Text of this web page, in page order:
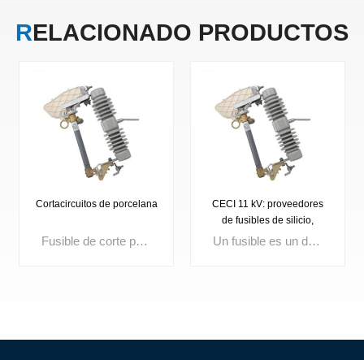
RELACIONADO PRODUCTOS
Cortacircuitos de porcelana
Fusible de corte para exteriores. Tensión nominal: 3 kV, 10 kV, 15 kV, 24 kV, 27 kV, 33 kV, 36 kV. Corriente máxima: 100 A, 200 A.
CECI 11 kV: proveedores
de fusibles de silicio,
fusibles de excelenteUn fusible es un dispositivo compacto de protección contra sobrecorriente que funde su elemento interno cuando la corriente excede un límite establecido, interrumpiendo instantáneamente el circuito. Ampliamente utilizados en distribución eléctrica, aparamenta, transformadores y paneles de control, los fusibles de alta calidad garantizan un rápido aislamiento de fallas, mejoran la seguridad del circuito y la confiabilidad del sistema.